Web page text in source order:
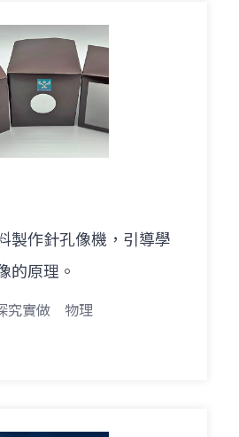
製作針孔像機，引導學
的原理。
究實做 物理